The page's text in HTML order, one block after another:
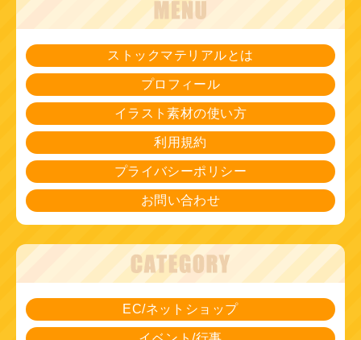
ストックマテリアルとは
プロフィール
イラスト素材の使い方
利用規約
プライバシーポリシー
お問い合わせ
EC/ネットショップ